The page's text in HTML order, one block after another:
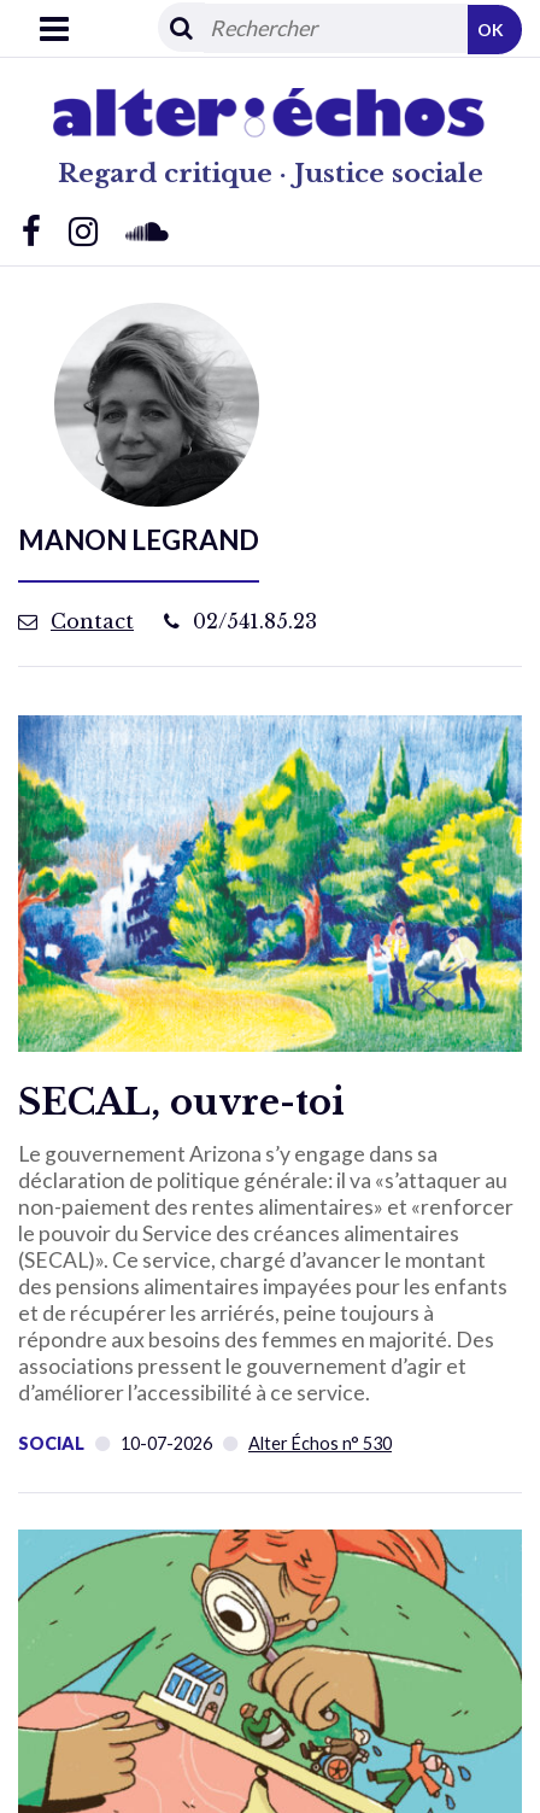
Regard critique · Justice sociale
OK
MANON LEGRAND
Contact 02/541.85.23
SECAL, ouvre-toi
Le gouvernement Arizona s’y engage dans sa
déclaration de politique générale: il va «s’attaquer au
non-paiement des rentes alimentaires» et «renforcer
le pouvoir du Service des créances alimentaires
(SECAL)». Ce service, chargé d’avancer le montant
des pensions alimentaires impayées pour les enfants
et de récupérer les arriérés, peine toujours à
répondre aux besoins des femmes en majorité. Des
associations pressent le gouvernement d’agir et
d’améliorer l’accessibilité à ce service.
SOCIAL 10-07-2026 Alter Échos n° 530